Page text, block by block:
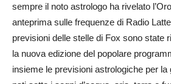
sempre il noto astrologo ha rivelato
anteprima sulle frequenze di Radio
previsioni delle stelle di Fox sono state
la nuova edizione del popolare
insieme le previsioni astrologiche per la